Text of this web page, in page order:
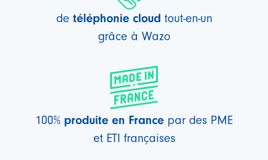
de téléphonie cloud tout-en-un
grâce à Wazo
100% produite en France par des PME
et ETI françaises